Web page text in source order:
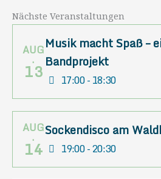
Nächste Veranstaltungen
AUG
.
13
Musik macht Spaß –
Bandprojekt
17:00 - 18:30
AUG
.
14
Sockendisco am
19:00 - 20:30